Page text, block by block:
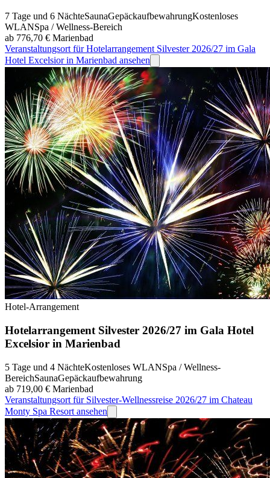
7 Tage und 6 NächteSaunaGepäckaufbewahrungKostenloses
WLANSpa / Wellness-Bereich
ab 776,70 € Marienbad
Veranstaltungsort für Hotelarrangement Silvester 2026/27 im Gala
Hotel Excelsior in Marienbad ansehen
Hotel-Arrangement
Hotelarrangement Silvester 2026/27 im Gala Hotel
Excelsior in Marienbad
5 Tage und 4 NächteKostenloses WLANSpa / Wellness-
BereichSaunaGepäckaufbewahrung
ab 719,00 € Marienbad
Veranstaltungsort für Silvester-Wellnessreise 2026/27 im Chateau
Monty Spa Resort ansehen